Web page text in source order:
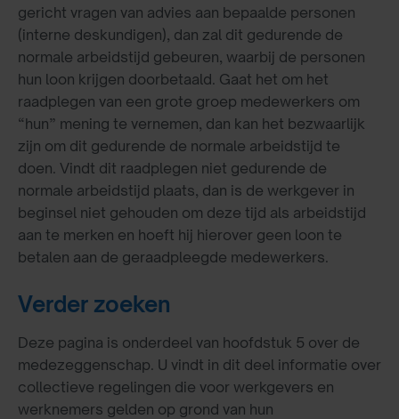
gericht vragen van advies aan bepaalde personen
(interne deskundigen), dan zal dit gedurende de
normale arbeidstijd gebeuren, waarbij de personen
hun loon krijgen doorbetaald. Gaat het om het
raadplegen van een grote groep medewerkers om
“hun” mening te vernemen, dan kan het bezwaarlijk
zijn om dit gedurende de normale arbeidstijd te
doen. Vindt dit raadplegen niet gedurende de
normale arbeidstijd plaats, dan is de werkgever in
beginsel niet gehouden om deze tijd als arbeidstijd
aan te merken en hoeft hij hierover geen loon te
betalen aan de geraadpleegde medewerkers.
Verder zoeken
Deze pagina is onderdeel van hoofdstuk 5 over de
medezeggenschap. U vindt in dit deel informatie over
collectieve regelingen die voor werkgevers en
werknemers gelden op grond van hun